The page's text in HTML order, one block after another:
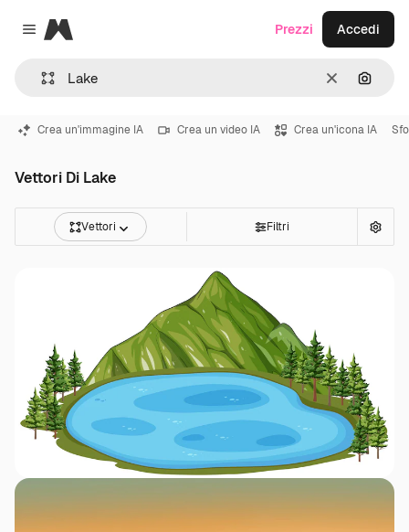
Close menu
Magnific
CancellaCerca
Prezzi Accedi
Crea un'immagine IA Crea un video IA Crea un'icona IA
Vettori Di Lake
Vettori Filtri